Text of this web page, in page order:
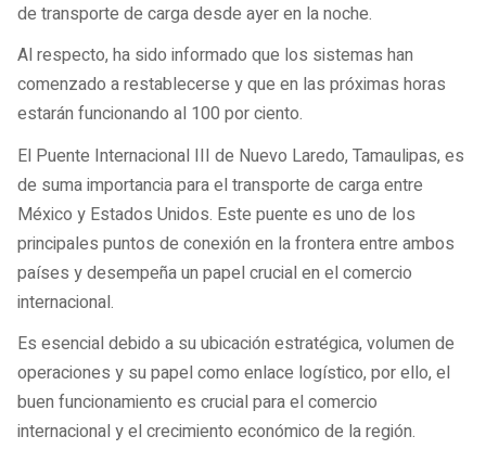
de transporte de carga desde ayer en la noche.
Al respecto, ha sido informado que los sistemas han
comenzado a restablecerse y que en las próximas horas
estarán funcionando al 100 por ciento.
El Puente Internacional III de Nuevo Laredo, Tamaulipas, es
de suma importancia para el transporte de carga entre
México y Estados Unidos. Este puente es uno de los
principales puntos de conexión en la frontera entre ambos
países y desempeña un papel crucial en el comercio
internacional.
Es esencial debido a su ubicación estratégica, volumen de
operaciones y su papel como enlace logístico, por ello, el
buen funcionamiento es crucial para el comercio
internacional y el crecimiento económico de la región.